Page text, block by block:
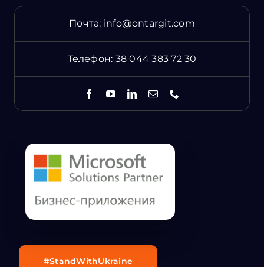
Почта: info@ontargit.com
Телефон: 38 044 383 72 30
#StandWithUkraine